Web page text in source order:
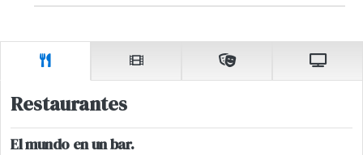
Restaurantes
El mundo en un bar.